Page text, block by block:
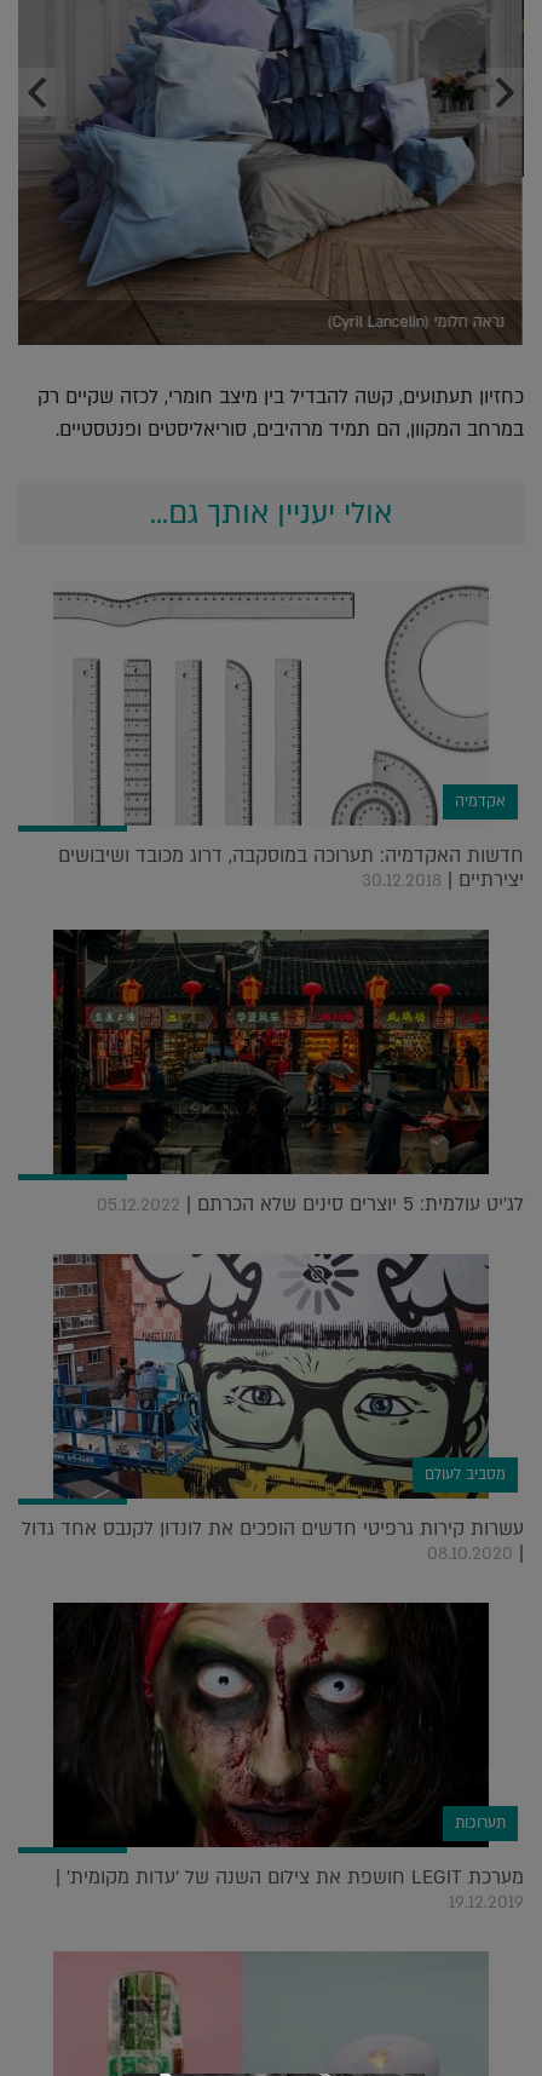
נראה חלומי (Cyril Lancelin)
כחזיון תעתועים, קשה להבדיל בין מיצב חומרי, לכזה שקיים רק
במרחב המקוון, הם תמיד מרהיבים, סוריאליסטים ופנטסטיים.
אולי יעניין אותך גם...
אקדמיה
חדשות האקדמיה: תערוכה במוסקבה, דרוג מכובד ושיבושים
יצירתיים | 30.12.2018
לג'יט עולמית: 5 יוצרים סינים שלא הכרתם | 05.12.2022
מסביב לעולם
עשרות קירות גרפיטי חדשים הופכים את לונדון לקנבס אחד גדול
|
08.10.2020
תערוכות
מערכת LEGIT חושפת את צילום השנה של 'עדות מקומית' |
19.12.2019